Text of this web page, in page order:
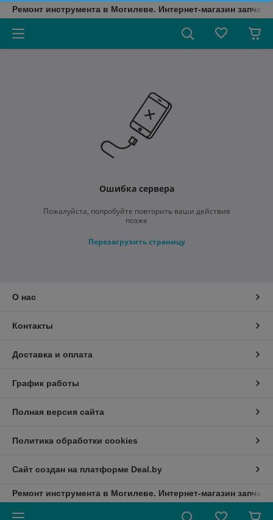
Ремонт инструмента в Могилеве. Интернет-магазин
Ошибка сервера
Пожалуйста, попробуйте повторить ваши действия
позже
Перезагрузить страницу
О нас
Контакты
Доставка и оплата
График работы
Полная версия сайта
Политика обработки cookies
Сайт создан на платформе Deal.by
Ремонт инструмента в Могилеве. Интернет-магазин